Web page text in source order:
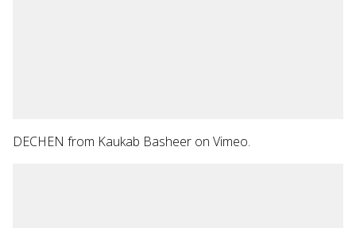
DECHEN from Kaukab Basheer on Vimeo.